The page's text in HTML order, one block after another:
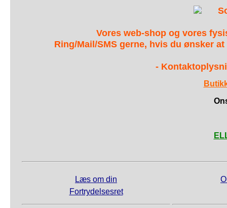
Vores web-shop og vores
Ring/Mail/SMS gerne, hvis du ønsker
-
Læs om din
Fortrydelsesret